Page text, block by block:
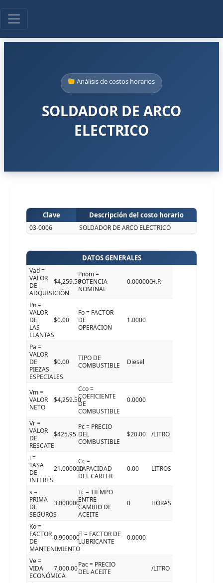
Análisis de costos horarios
SOLDADOR DE ARCO
ELECTRICO
Clave Descripción del costo horario
03-0006 SOLDADOR DE ARCO ELECTRICO
DATOS GENERALES
Vad =
VALOR
DE
ADQUISICIÓN
$4,259.50
Pnom =
POTENCIA
NOMINAL
0.000000H.P.
Pn =
VALOR
DE
LAS
LLANTAS
$0.00
Fo = FACTOR
DE
OPERACION
1.0000
Pa =
VALOR
DE
PIEZAS
ESPECIALES
$0.00
TIPO DE
COMBUSTIBLE
Diesel
Vm =
VALOR
NETO
$4,259.50
Cco =
COEFICIENTE
DE
COMBUSTIBLE
0.0000
Vr =
VALOR
DE
RESCATE
$425.95
Pc = PRECIO
DEL
COMBUSTIBLE
$20.00 /LITRO
i =
TASA
DE
INTERES
21.000000
Cc =
CAPACIDAD
DEL CARTER
0.00 LITROS
s =
PRIMA
DE
SEGUROS
3.000000
Tc = TIEMPO
ENTRE
CAMBIO DE
ACEITE
0 HORAS
Ko =
FACTOR
DE
MANTENIMIENTO
0.900000Fl = FACTOR DE
LUBRICANTE
0.0000
Ve =
VIDA
ECONÓMICA
7,000.00Pac = PRECIO
DEL ACEITE
/LITRO